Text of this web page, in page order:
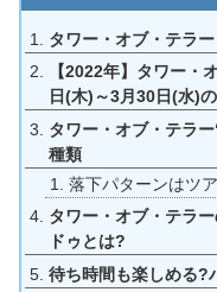
タワー・オブ・テラ
【2022年】タワー・
日(木)～3月30日(水)
タワー・オブ・テラ
種類
落下パターンはツ
タワー・オブ・テラ
ドゥとは?
待ち時間も楽しめる?